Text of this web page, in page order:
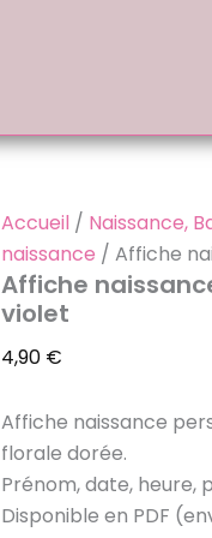
Accueil / Naissance,
naissance / Affiche
Affiche
violet
4,90 €
Affiche naissance
florale dorée.
Prénom, date, heure,
Disponible en PDF